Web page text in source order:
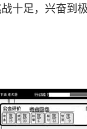
十足，兴奋到极